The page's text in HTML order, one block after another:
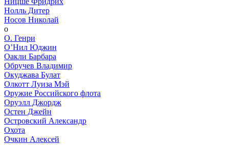
Нолль Дитер
Носов Николай
о
О. Генри
О’Нил Юджин
Оакли Барбара
Обручев Владимир
Окуджава Булат
Олкотт Луиза Мэй
Оружие Российского флота
Оруэлл Джордж
Остен Джейн
Островский Александр
Охота
Очкин Алексей